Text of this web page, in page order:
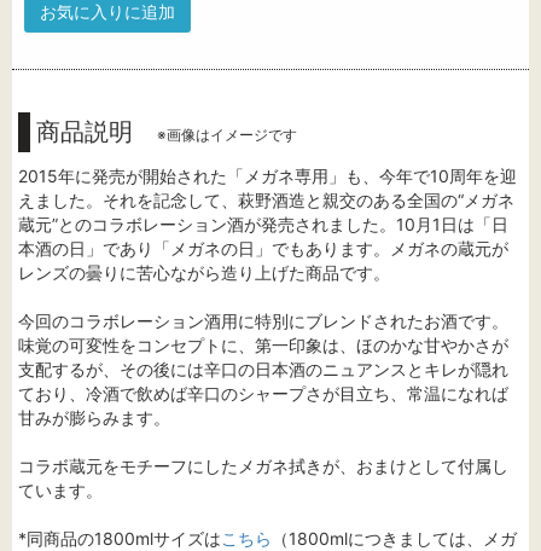
お気に入りに追加
商品説明 ※画像はイメージです
2015年に発売が開始された「メガネ専用」も、今年で10周年を迎
えました。それを記念して、萩野酒造と親交のある全国の“メガネ
蔵元”とのコラボレーション酒が発売されました。10月1日は「日
本酒の日」であり「メガネの日」でもあります。メガネの蔵元が
レンズの曇りに苦心ながら造り上げた商品です。
今回のコラボレーション酒用に特別にブレンドされたお酒です。
味覚の可変性をコンセプトに、第一印象は、ほのかな甘やかさが
支配するが、その後には辛口の日本酒のニュアンスとキレが隠れ
ており、冷酒で飲めば辛口のシャープさが目立ち、常温になれば
甘みが膨らみます。
コラボ蔵元をモチーフにしたメガネ拭きが、おまけとして付属し
ています。
*同商品の1800mlサイズはこちら
（1800mlにつきましては、メガ